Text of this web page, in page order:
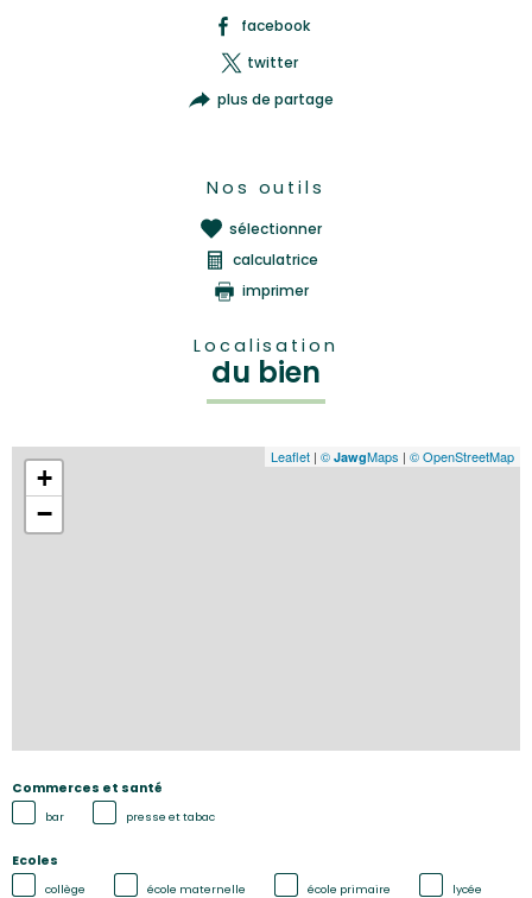
facebook
twitter
plus de partage
Nos outils
sélectionner
calculatrice
imprimer
Localisation
du bien
+
−
Leaflet | © JawgMaps | © OpenStreetMap
Commerces et santé
bar presse et tabac
Ecoles
collège école maternelle école primaire lycée